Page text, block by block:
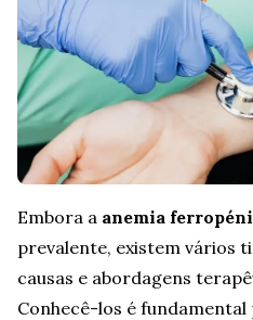
Embora a anemia
prevalente, existem vários
causas e abordagens
Conhecê-los é